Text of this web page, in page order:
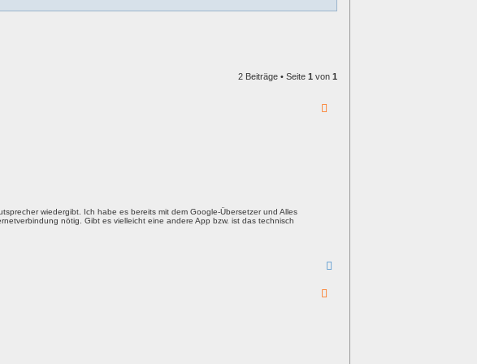
2 Beiträge • Seite 1 von 1
wiedergibt. Ich habe es bereits mit dem Google-Übersetzer und Alles
nötig. Gibt es vielleicht eine andere App bzw. ist das technisch